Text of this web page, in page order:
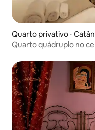
Quarto privativo ⋅
Quarto quádruplo no